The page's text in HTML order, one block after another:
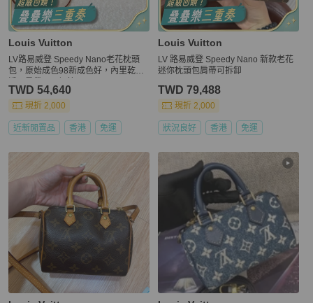
Louis Vuitton
LV路易威登 Speedy Nano老花枕頭
包，原始成色98新成色好，內里乾
TWD 54,640
現折 2,000
近新閒置品 香港 免運
Louis Vuitton
LV 路易威登 Speedy Nano 新款老花
迷你枕頭包肩帶可拆卸
TWD 79,488
現折 2,000
狀況良好 香港 免運